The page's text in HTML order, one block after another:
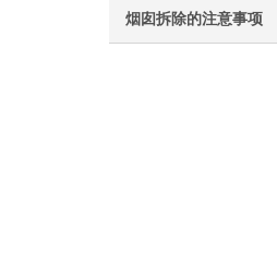
烟囱拆除的注意事项